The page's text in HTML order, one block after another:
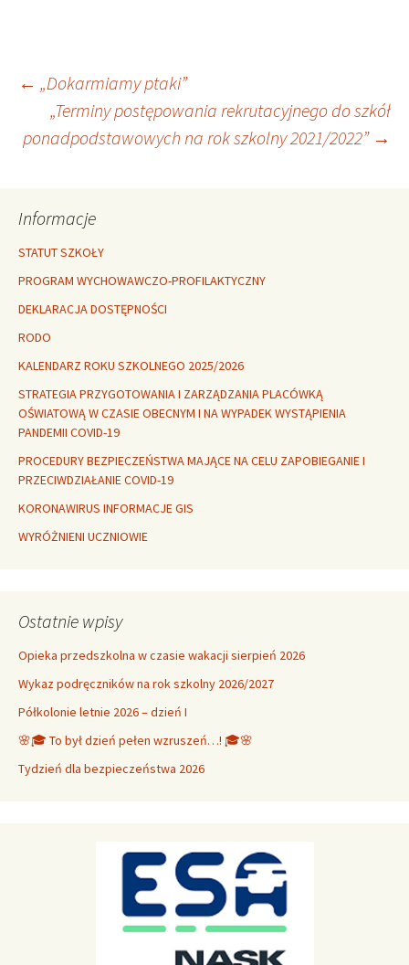
Nawigacja
wpisu
← „Dokarmiamy ptaki”
„Terminy postępowania rekrutacyjnego do szkół
ponadpodstawowych na rok szkolny 2021/2022” →
Informacje
STATUT SZKOŁY
PROGRAM WYCHOWAWCZO-PROFILAKTYCZNY
DEKLARACJA DOSTĘPNOŚCI
RODO
KALENDARZ ROKU SZKOLNEGO 2025/2026
STRATEGIA PRZYGOTOWANIA I ZARZĄDZANIA PLACÓWKĄ
OŚWIATOWĄ W CZASIE OBECNYM I NA WYPADEK WYSTĄPIENIA
PANDEMII COVID-19
PROCEDURY BEZPIECZEŃSTWA MAJĄCE NA CELU ZAPOBIEGANIE I
PRZECIWDZIAŁANIE COVID-19
KORONAWIRUS INFORMACJE GIS
WYRÓŻNIENI UCZNIOWIE
Ostatnie wpisy
Opieka przedszkolna w czasie wakacji sierpień 2026
Wykaz podręczników na rok szkolny 2026/2027
Półkolonie letnie 2026 – dzień I
🌸🎓 To był dzień pełen wzruszeń…! 🎓🌸
Tydzień dla bezpieczeństwa 2026